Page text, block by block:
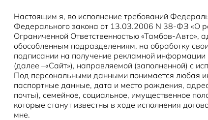
Настоящим я, во исполнение требований
Федерального закона от 13.03.2006 N 38-ФЗ «О
Ограниченной Ответственностью «Тамбов-Авто»,
обособленным подразделениям, на обработку
подписании на получение рекламной
(далее –«Сайт»), направляемой (заполненной) с
Под персональными данными понимается любая
паспортные данные, дата и место рождения,
почты), семейное, социальное, имущественное
которые станут известны в ходе исполнения
мне.